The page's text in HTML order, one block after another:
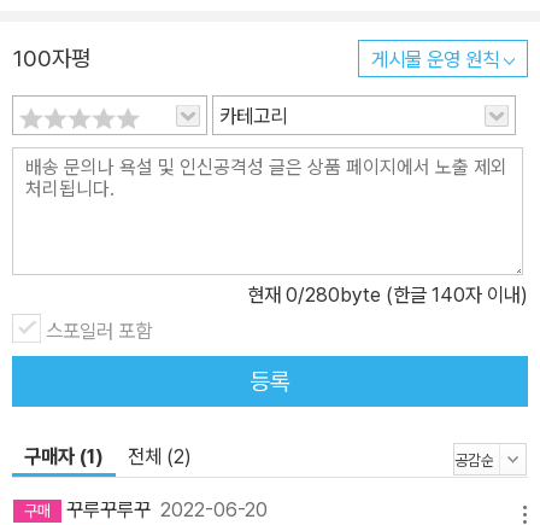
지는 듯하다. 소녀는 하루에 일어나는 모든 일을 엄마의 말과 행동, 마
음에 비추어 받아들인다. 나의 질문에 엄마가 건네는 진심 어린 대답,
엄마가 나를 위해 준비한 따뜻한 아침밥과 마음을 알아주는 순간들이
아이의 하루를 만든다. 아이의 순수한 관찰력과 표현, 엄마와 딸의 다
정한 대화는 책 전반을 따뜻한 기운으로 감싼다. 『엄마랑 나랑』에는
다. 딸에게는 엄마인 '나'도 한때는 내 엄마의 '딸'이었고, 그 엄마 또한
누군가의 딸이었다. 엄마와 딸이 같은 정서를 공유하며 하나의 크고
튼튼한 유대를 만들어 낸다. 엄마와 딸뿐 아니라 모든 부모와 자녀들
이 각자의 경험을 거울처럼 비추어 보고, 서로라는 하나뿐인 특별한
관계를 그려 나가는 바탕이 되어 주는 그림책이다. ■ 아름다운 색채
알록달록한 여러 소품들이 눈에 들어온다. 하나는 크고 하나는 작은
양말, 슬리퍼, 가방, 우산, 의자··· 딸과 엄마가 공유하는 '엄마 것, 내
100자평 게시물 운영 원칙
카테고리
현재 0/280byte (한글 140자 이내)
스포일러 포함
등록
구매자 (1) 전체 (2)
꾸루꾸루꾸 2022-06-20